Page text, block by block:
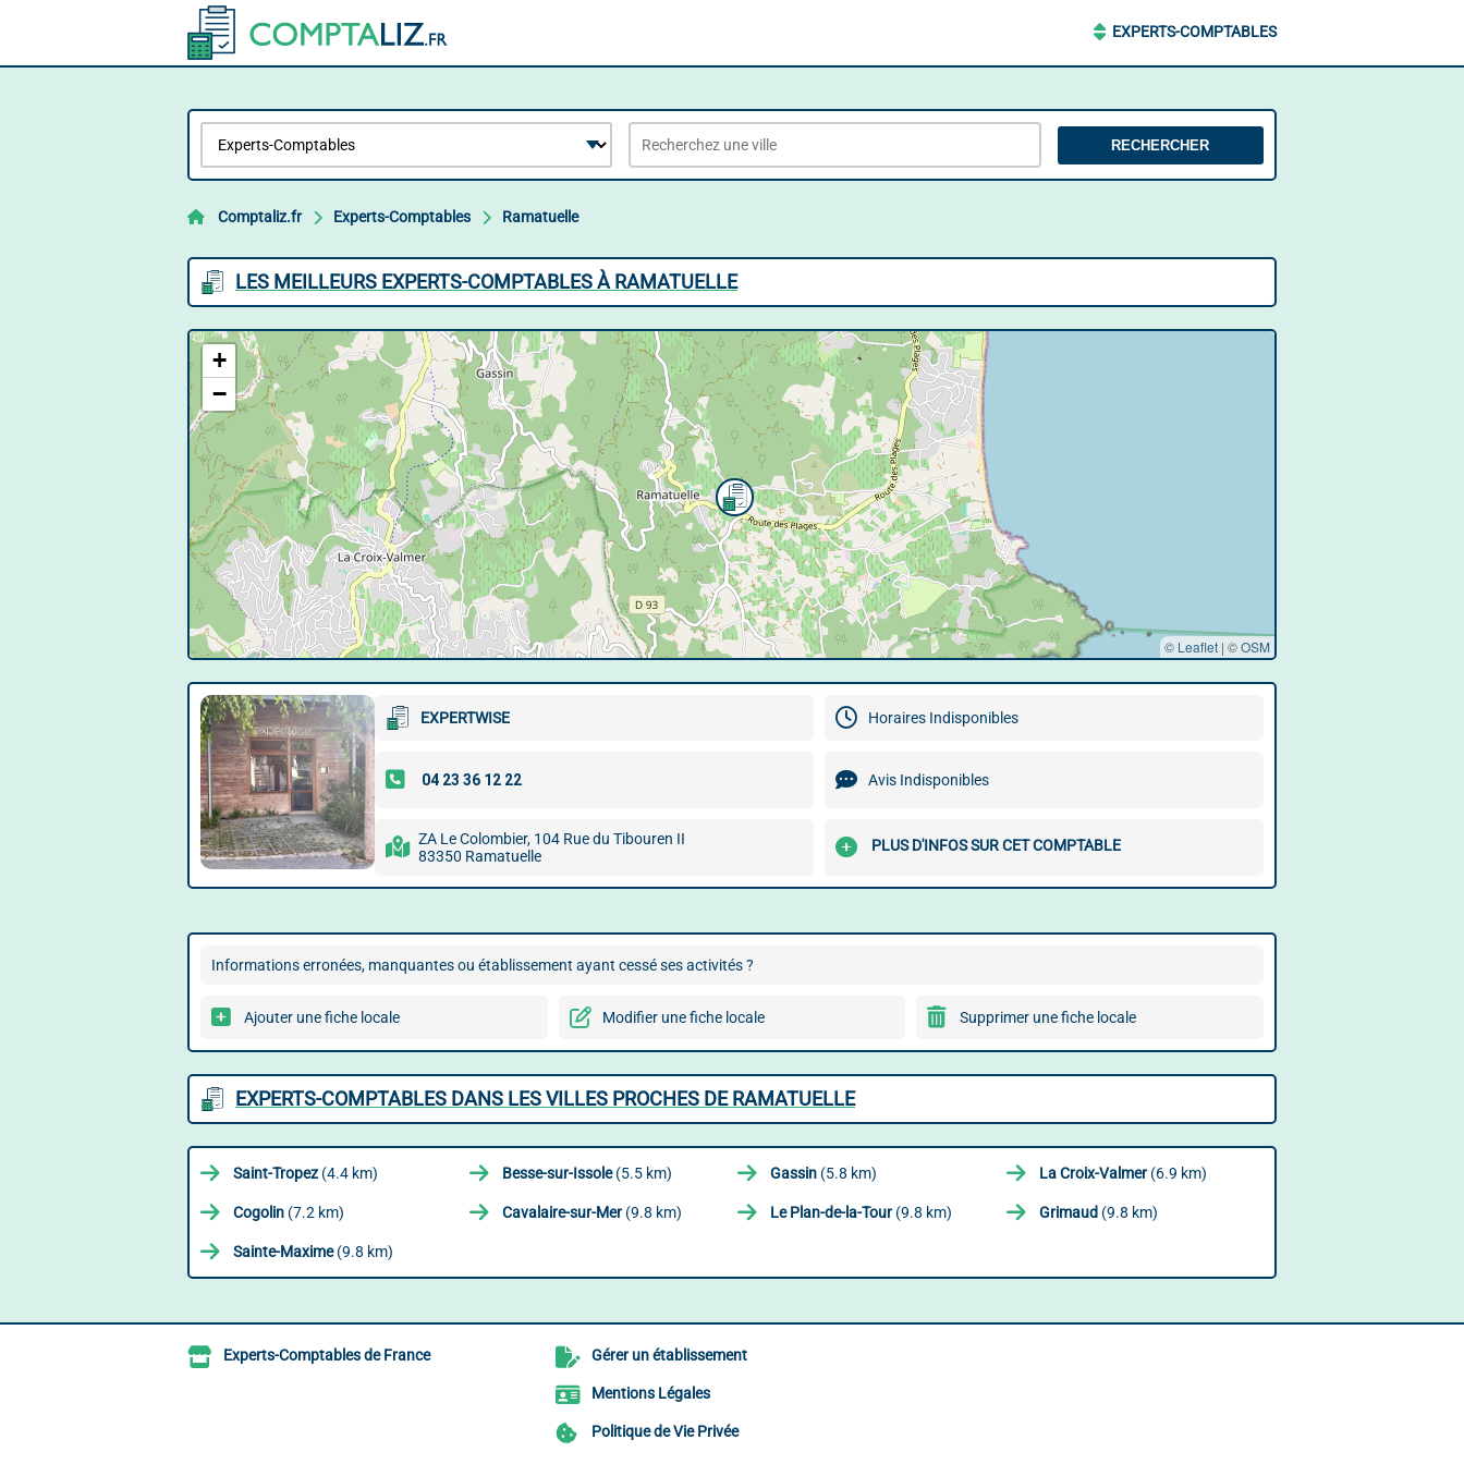
EXPERTS-COMPTABLES
RECHERCHER
Comptaliz.fr Experts-Comptables Ramatuelle
LES MEILLEURS EXPERTS-COMPTABLES À RAMATUELLE
+
−
© Leaflet | ©OSM
EXPERTWISE Horaires Indisponibles
Avis Indisponibles
ZA Le Colombier, 104 Rue du Tibouren II
83350 Ramatuelle
PLUS D'INFOS SUR CET COMPTABLE
Informations erronées, manquantes ou établissement ayant cessé ses activités ?
Ajouter une fiche locale Modifier une fiche locale Supprimer une fiche locale
EXPERTS-COMPTABLES DANS LES VILLES PROCHES DE RAMATUELLE
Saint-Tropez (4.4 km) Besse-sur-Issole(5.5 km) Gassin (5.8 km) La Croix-Valmer(6.9 km)
Cogolin (7.2 km) Cavalaire-sur-Mer(9.8 km) Le Plan-de-la-Tour(9.8 km) Grimaud(9.8 km)
Sainte-Maxime(9.8 km)
Experts-Comptables de France Gérer un établissement
Mentions Légales
Politique de Vie Privée